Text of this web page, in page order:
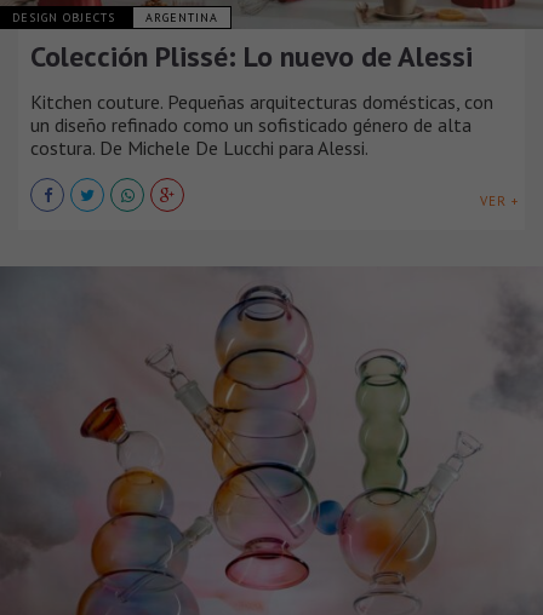
DESIGN OBJECTS ARGENTINA
Colección Plissé: Lo nuevo de Alessi
Kitchen couture. Pequeñas arquitecturas domésticas, con
un diseño refinado como un sofisticado género de alta
costura. De Michele De Lucchi para Alessi.
VER +